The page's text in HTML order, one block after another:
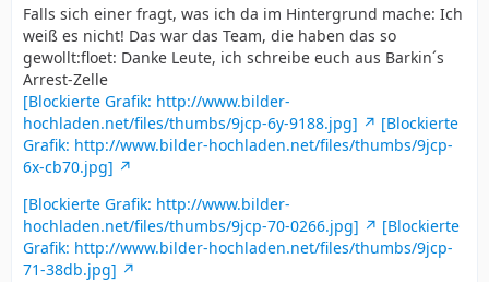
Falls sich einer fragt, was ich da im Hintergrund mache: Ich
weiß es nicht! Das war das Team, die haben das so
gewollt:floet: Danke Leute, ich schreibe euch aus Barkin´s
Arrest-Zelle
[Blockierte Grafik: http://www.bilder-
hochladen.net/files/thumbs/9jcp-6y-9188.jpg]
[Blockierte
Grafik: http://www.bilder-hochladen.net/files/thumbs/9jcp-
6x-cb70.jpg]
[Blockierte Grafik: http://www.bilder-
hochladen.net/files/thumbs/9jcp-70-0266.jpg]
[Blockierte
Grafik: http://www.bilder-hochladen.net/files/thumbs/9jcp-
71-38db.jpg]